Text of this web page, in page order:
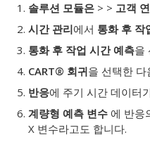
솔루션 모듈은 > > 고객
시간 관리에서 통화 후 작
통화 후 작업 시간 예측을
CART® 회귀을 선택한 다
반응에 주기 시간 데이터
계량형 예측 변수 에 반응
X 변수라고도 합니다.